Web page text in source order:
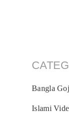
Bangla
Islami